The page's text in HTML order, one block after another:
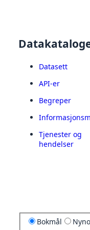
Datasett
API-er
Begreper
Tjenester og
hendelser
Bokmål